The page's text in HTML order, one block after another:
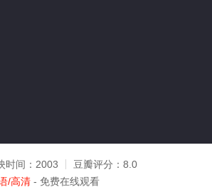
时间： 2003 豆瓣评分： 8.0
/高清 - 免费在线观看